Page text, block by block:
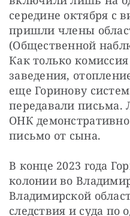
середине октября с
пришли члены
(Общественной
Как только
заведения,
еще Горинову
передавали письма.
ОНК
письмо от сына.
В конце 2023 года
колонии во
Владимирской
следствия и суда по